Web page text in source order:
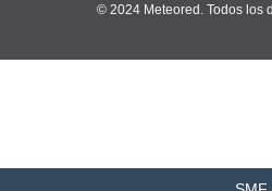
© 2024 Meteored. Todos los